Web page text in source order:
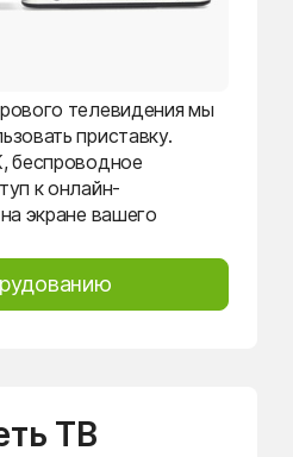
телевидения мы
приставку.
беспроводное
к онлайн-
экране вашего
ТВ